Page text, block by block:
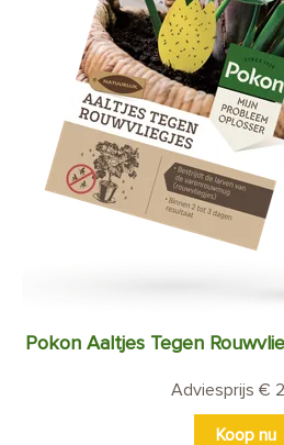
Pokon Aaltjes Tegen
Adviesprijs €
Koop nu